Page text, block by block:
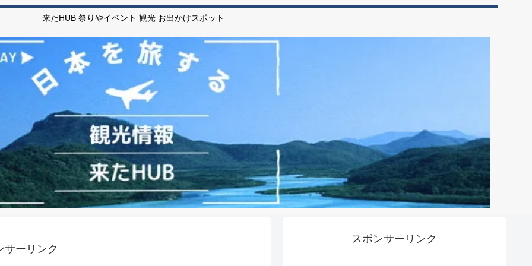
来たHUB 祭りやイベント 観光 お出かけスポット
サーリンク
スポンサーリンク